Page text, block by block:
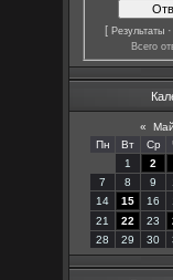
[Результаты
Всего
«
Пн
Вт Ср
1
2
7
8 9
14
15 16
21
22 23
28
29 30